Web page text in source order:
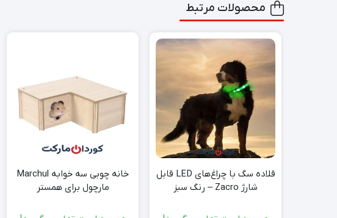
محصولات مرتبط
قلاده‌ سگ با چراغ‌های LED قابل
شارژ Zacro – رنگ سبز
خانه چوبی سه خوابه Marchul
مارچول برای همستر